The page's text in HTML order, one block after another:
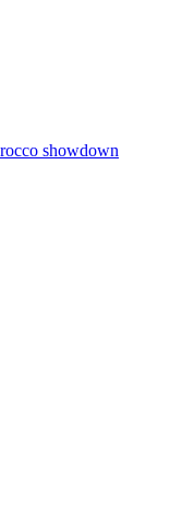
showdown